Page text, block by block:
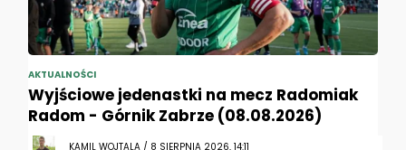
AKTUALNOŚCI
Wyjściowe jedenastki na mecz Radomiak
Radom - Górnik Zabrze (08.08.2026)
KAMIL WOJTALA / 8 SIERPNIA 2026, 14:11